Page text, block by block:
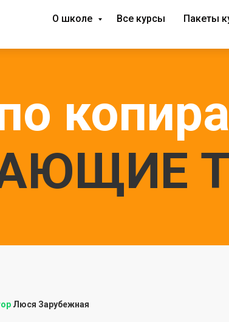
О школе Все курсы Пакеты
Люся Зарубежная